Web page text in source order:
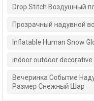
Drop Stitch Воздушный
Прозрачный надувной
Inflatable Human Snow
indoor outdoor
Вечеринка Событие
Размер Снежный Шар